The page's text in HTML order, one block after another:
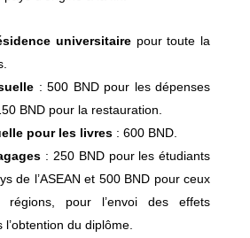
universitaire pour toute la
: 500 BND pour les dépenses
BND pour la restauration.
pour les livres: 600 BND.
: 250 BND pour les étudiants
de l’ASEAN et 500 BND pour ceux
régions, pour l’envoi des effets
du diplôme.